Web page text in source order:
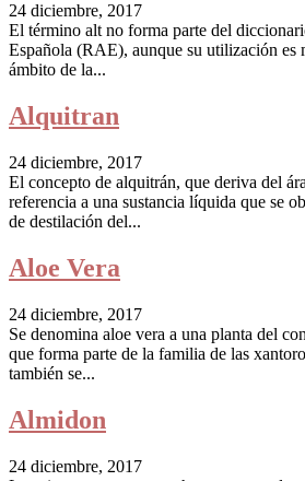
24 diciembre, 2017
El término alt no forma parte del
Española (RAE), aunque su utilización es
ámbito de la...
Alquitran
24 diciembre, 2017
El concepto de alquitrán, que deriva del
referencia a una sustancia líquida que se
de destilación del...
Aloe Vera
24 diciembre, 2017
Se denomina aloe vera a una planta del
que forma parte de la familia de las
también se...
Almidon
24 diciembre, 2017